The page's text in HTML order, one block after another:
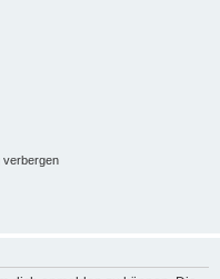
verbergen